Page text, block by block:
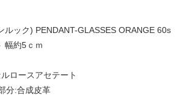
ック) PENDANT-GLASSES ORANGE 60s
幅約5ｃｍ
ロースアセテート
分:合成皮革